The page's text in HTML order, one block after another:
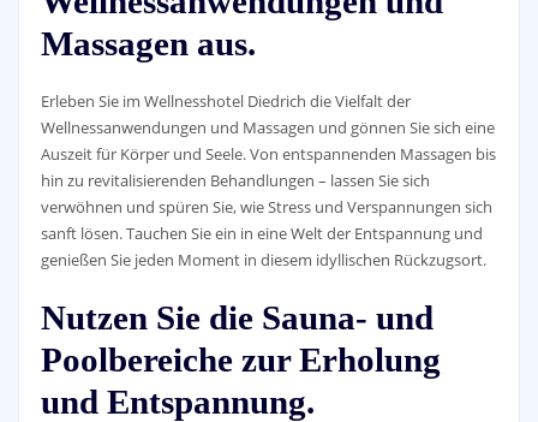
Massagen aus.
Erleben Sie im Wellnesshotel Diedrich die Vielfalt der
Wellnessanwendungen und Massagen und gönnen Sie sich eine
Auszeit für Körper und Seele. Von entspannenden Massagen bis
hin zu revitalisierenden Behandlungen – lassen Sie sich
verwöhnen und spüren Sie, wie Stress und Verspannungen sich
sanft lösen. Tauchen Sie ein in eine Welt der Entspannung und
genießen Sie jeden Moment in diesem idyllischen Rückzugsort.
Nutzen Sie die Sauna- und
Poolbereiche zur Erholung
und Entspannung.